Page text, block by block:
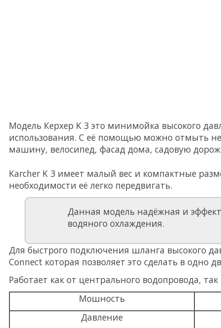
Модель Керхер K 3 это минимойка высокого
использования. С её помощью можно отмыть
машину, велосипед, фасад дома, садовую
Karcher K 3 имеет малый вес и компактные
необходимости её легко передвигать.
Данная модель надёжная и
водяного охлаждения.
Для быстрого подключения шланга высокого
Connect которая позволяет это сделать в одно
Работает как от центрального водопровода,
Мошность
Давление